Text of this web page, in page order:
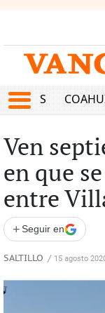
JUEGOS
Ven
en que
entre
+ Seguir en
SALTILLO / 15 agosto